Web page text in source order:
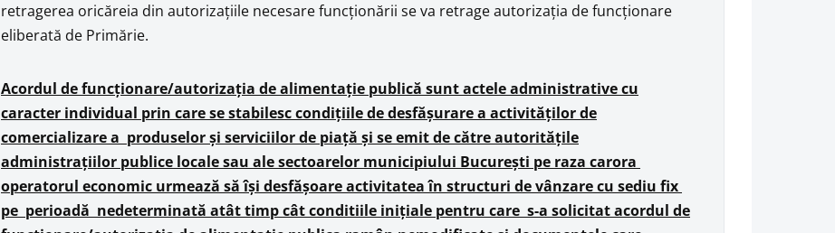
retragerea oricăreia din autorizaţiile necesare funcţionării se va retrage autorizaţia de funcţionare
eliberată de Primărie.
Acordul de funcționare/autorizația de alimentație publică sunt actele administrative cu
caracter individual prin care se stabilesc condițiile de desfășurare a activităților de
comercializare a produselor și serviciilor de piață și se emit de către autoritățile
administrațiilor publice locale sau ale sectoarelor municipiului București pe raza carora
operatorul economic urmează să își desfășoare activitatea în structuri de vânzare cu sediu fix
pe perioadă nedeterminată atât timp cât conditiile inițiale pentru care s-a solicitat acordul de